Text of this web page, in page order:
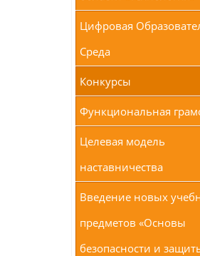
Цифровая
Среда
Конкурсы
Функциональная
Целевая модель
наставничества
Введение новых
предметов «Основы
безопасности и